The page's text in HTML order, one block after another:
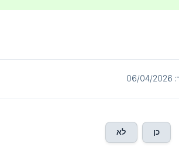
כן לא